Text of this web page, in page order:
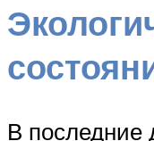
В последние